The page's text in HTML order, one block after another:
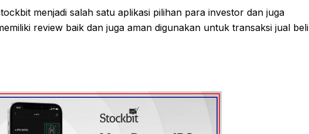
menjadi salah satu aplikasi pilihan para investor dan juga
review baik dan juga aman digunakan untuk transaksi jual beli